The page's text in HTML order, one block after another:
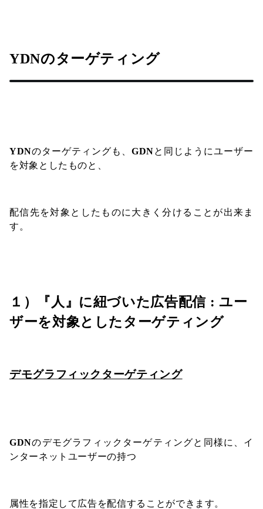
YDNのターゲティング
YDNのターゲティングも、GDNと同じようにユーザー
を対象としたものと、
配信先を対象としたものに大きく分けることが出来ま
す。
１）『人』に紐づいた広告配信 : ユー
ザーを対象としたターゲティング
デモグラフィックターゲティング
GDNのデモグラフィックターゲティングと同様に、イ
ンターネットユーザーの持つ
属性を指定して広告を配信することができます。